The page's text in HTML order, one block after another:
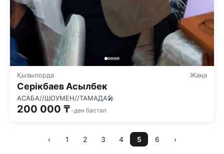
Қызылорда Жаңа
Серікбаев Асылбек
АСАБА//ШОУМЕН//ТАМАДА🎤
200 000 ₸ -ден бастап
‹ 1 2 3 4 5 6 ›